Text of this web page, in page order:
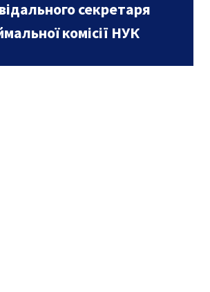
секретаря
комісії НУК